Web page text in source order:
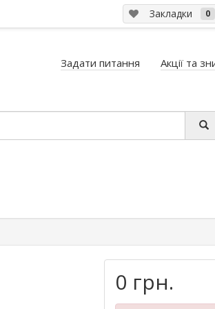
Закладки 0
Задати питання Акції та
0 грн.